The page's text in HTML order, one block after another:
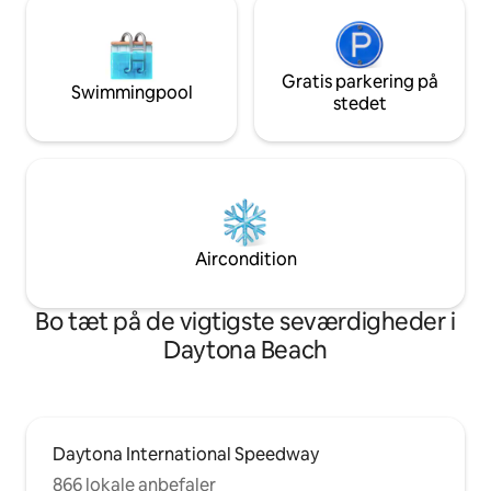
Swimmingpool
Gratis parkering på
stedet
Aircondition
Bo tæt på de vigtigste seværdigheder i
Daytona Beach
Daytona International Speedway
866 lokale anbefaler